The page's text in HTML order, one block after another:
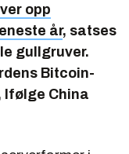
opp
år, satses
gullgruver.
Bitcoin-
China